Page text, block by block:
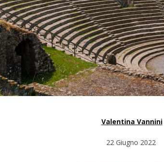
Valentina Vannini
22 Giugno 2022